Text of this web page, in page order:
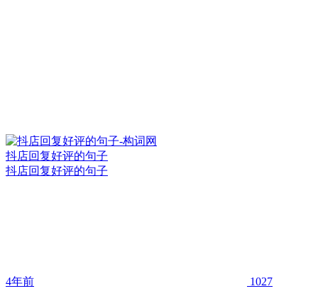
抖店回复好评的句子
抖店回复好评的句子
4年前 1027